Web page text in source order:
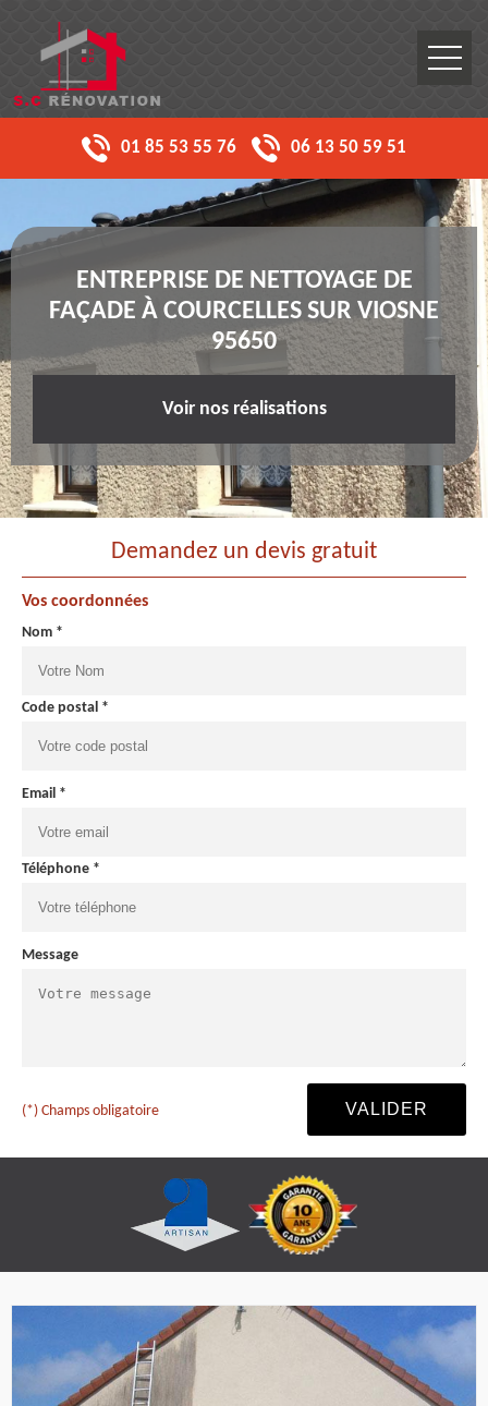
01 85 53 55 76 06 13 50 59 51
ENTREPRISE DE NETTOYAGE DE
FAÇADE À COURCELLES SUR VIOSNE
95650
Voir nos réalisations
Demandez un devis gratuit
Vos coordonnées
Nom *
Code postal *
Email *
Téléphone *
Message
(*) Champs obligatoire